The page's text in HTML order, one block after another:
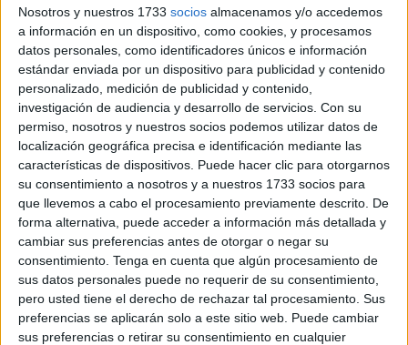
Nosotros y nuestros 1733 socios almacenamos y/o accedemos
a información en un dispositivo, como cookies, y procesamos
datos personales, como identificadores únicos e información
estándar enviada por un dispositivo para publicidad y contenido
personalizado, medición de publicidad y contenido,
investigación de audiencia y desarrollo de servicios. Con su
permiso, nosotros y nuestros socios podemos utilizar datos de
localización geográfica precisa e identificación mediante las
características de dispositivos. Puede hacer clic para otorgarnos
su consentimiento a nosotros y a nuestros 1733 socios para
que llevemos a cabo el procesamiento previamente descrito. De
forma alternativa, puede acceder a información más detallada y
cambiar sus preferencias antes de otorgar o negar su
consentimiento. Tenga en cuenta que algún procesamiento de
sus datos personales puede no requerir de su consentimiento,
pero usted tiene el derecho de rechazar tal procesamiento. Sus
preferencias se aplicarán solo a este sitio web. Puede cambiar
sus preferencias o retirar su consentimiento en cualquier
Gobierno de Ceuta, a través de de laCasa de la
Juventud, invita a dos actividades que se estarán
llevando a cabo a propósito de las festividades:
campamentos vacacionales de navidades y Yincana
Joven Navidad.
Sobre loscampamentos vacacionalesse informa que
serán dos. El primero de ellosserá del 26 al 28 de
diciembre de este año, en un horario de 10:00 a 17:00
horas. Está organizado para un grupo de 30 personas, con
edades comprendidasentre los 9 y los 15 años
El segundo grupo, también de 30 participantes, tendrá al
mismo horario,pero entre el 2 y el 4 de enero del
próximo año.